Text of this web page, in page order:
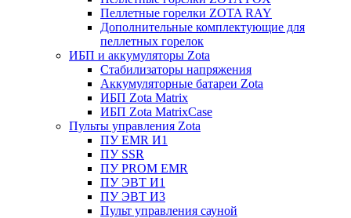
Пеллетные горелки ZOTA RAY
Дополнительные комплектующие для
пеллетных горелок
ИБП и аккумуляторы Zota
Стабилизаторы напряжения
Аккумуляторные батареи Zota
ИБП Zota Matrix
ИБП Zota MatrixCase
Пульты управления Zota
ПУ EMR И1
ПУ SSR
ПУ PROM EMR
ПУ ЭВТ И1
ПУ ЭВТ И3
Пульт управления сауной